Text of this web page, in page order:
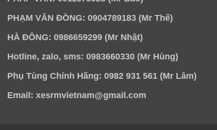
PHẠM VĂN ĐỒNG: 0904789183 (Mr Thế)
HÀ ĐÔNG: 0986659299 (Mr Nhật)
Hotline, zalo, sms: 0983660330 (Mr Hùng)
Phụ Tùng Chính Hãng: 0982 931 561 (Mr Lâm)
Email: xesrmvietnam@gmail.com